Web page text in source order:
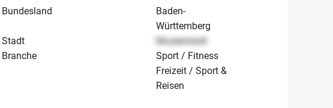
Bundesland
Baden-
Württemberg
Stadt
Musterstadt
Branche
Sport / Fitness
Freizeit / Sport &
Reisen